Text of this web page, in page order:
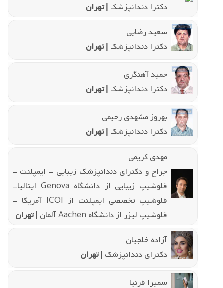
دکترا دندانپزشک | تهران
سعید رضایی
دکترا دندانپزشک | تهران
حمید آهنگری
دکترا دندانپزشک | تهران
بهروز مشهدی رحیمی
دکترا دندانپزشک | تهران
مهدی کریمی
جراح و دکترای دندانپزشک زیبایی - ایمپلنت -
فلوشیپ زیبایی از دانشگاه Genova ایتالیا-
فلوشیپ تخصصی ایمپلنت از ICOI آمریکا -
فلوشیپ لیزر از دانشگاه Aachen آلمان
| تهران
آزاده خلجیان
دکترای دندانپزشک | تهران
سمیرا فرنیا